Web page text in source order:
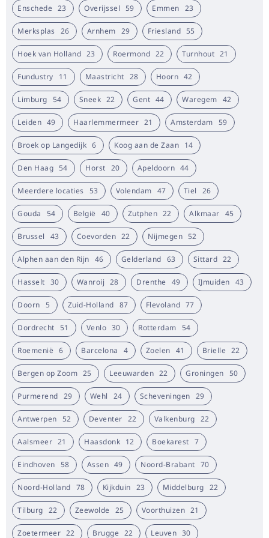
Zoek in Tsjechië
Enschede 23 Overijssel 59 Emmen 23
Merksplas 26 Arnhem 29 Friesland 55
Hoek van Holland 23 Roermond 22 Turnhout 21
Fundustry 11 Maastricht 28 Hoorn 42
Limburg 54 Sneek 22 Gent 44 Waregem 42
Leiden 49 Haarlemmermeer 21 Amsterdam 59
Broek op Langedijk 6 Koog aan de Zaan 14
Den Haag 54 Horst 20 Apeldoorn 44
Meerdere locaties 53 Volendam 47 Tiel 26
Gouda 54 België 40 Zutphen 22 Alkmaar 45
Brussel 43 Coevorden 22 Nijmegen 52
Alphen aan den Rijn 46 Gelderland 63 Sittard 22
Hasselt 30 Wanroij 28 Drenthe 49 IJmuiden 43
Doorn 5 Zuid-Holland 87 Flevoland 77
Dordrecht 51 Venlo 30 Rotterdam 54
Roemenië 6 Barcelona 4 Zoelen 41 Brielle 22
Bergen op Zoom 25 Leeuwarden 22 Groningen 50
Purmerend 29 Wehl 24 Scheveningen 29
Antwerpen 52 Deventer 22 Valkenburg 22
Aalsmeer 21 Haasdonk 12 Boekarest 7
Eindhoven 58 Assen 49 Noord-Brabant 70
Noord-Holland 78 Kijkduin 23 Middelburg 22
Tilburg 22 Zeewolde 25 Voorthuizen 21
Zoetermeer 22 Brugge 22 Leuven 30